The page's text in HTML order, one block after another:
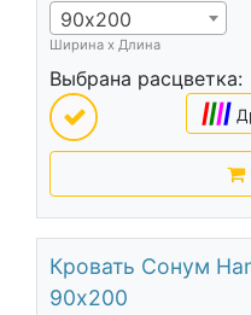
90х200
Ширина х Длина
Выбрана расцветка:
||||
Кровать Сонум
90х200